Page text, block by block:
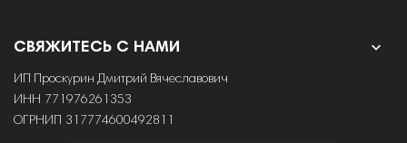
СВЯЖИТЕСЬ С НАМИ 
ИП Проскурин Дмитрий Вячеславович
ИНН 771976261353
ОГРНИП 317774600492811